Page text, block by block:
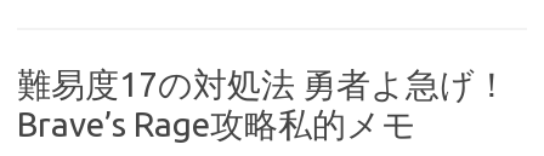
難易度17の対処法 勇者よ急げ！
Brave’s Rage攻略私的メモ